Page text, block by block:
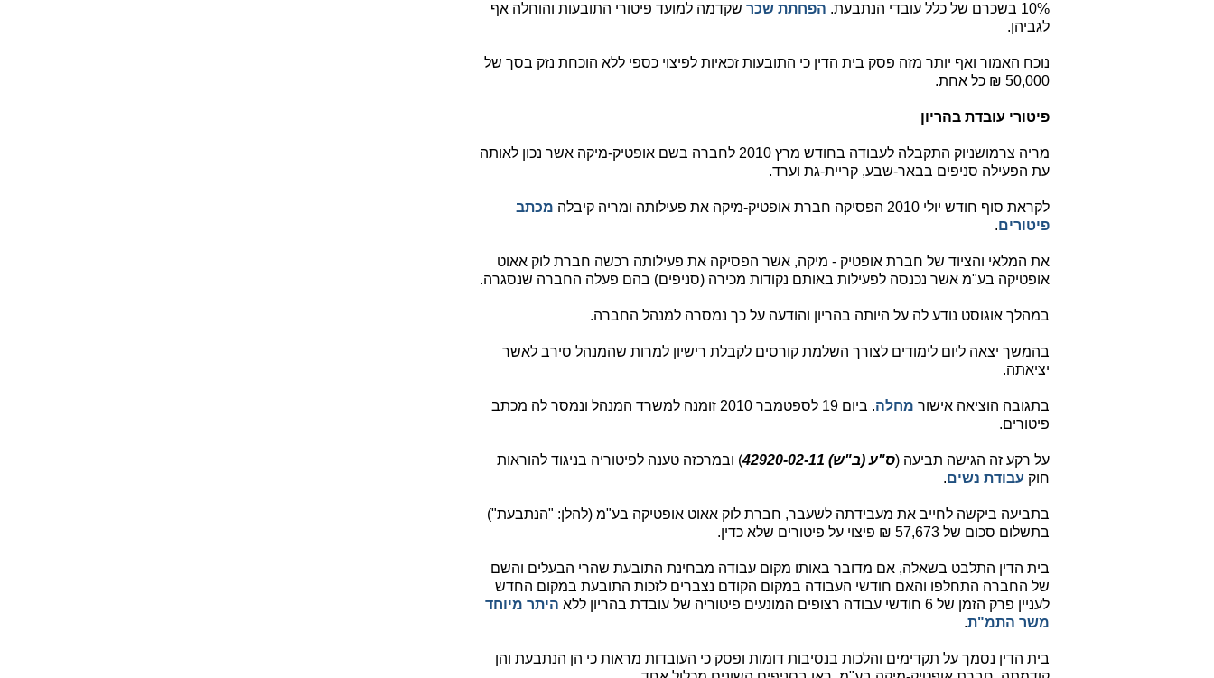
10% בשכרם של כלל עובדי הנתבעת.
הפחתת שכר שקדמה למועד פיטורי התובעות והוחלה אף
לגביהן.
נוכח האמור ואף יותר מזה פסק בית הדין כי התובעות זכאיות לפיצוי כספי ללא הוכחת נזק בסך של
50,000 ₪ כל אחת.
פיטורי עובדת בהריון
מריה צרמושניוק התקבלה לעבודה בחודש מרץ 2010 לחברה בשם אופטיק-מיקה אשר נכון לאותה
עת הפעילה סניפים בבאר-שבע, קריית-גת וערד.
לקראת סוף חודש יולי 2010 הפסיקה חברת אופטיק-מיקה את פעילותה ומריה קיבלה
מכתב
פיטורים.
את המלאי והציוד של חברת אופטיק - מיקה, אשר הפסיקה את פעילותה רכשה חברת לוק אאוט
אופטיקה בע"מ אשר נכנסה לפעילות באותם נקודות מכירה (סניפים) בהם פעלה החברה שנסגרה.
במהלך אוגוסט נודע לה על היותה בהריון והודעה על כך נמסרה למנהל החברה.
בהמשך יצאה ליום לימודים לצורך השלמת קורסים לקבלת רישיון למרות שהמנהל סירב לאשר
יציאתה.
בתגובה הוציאה אישור מחלה
. ביום 19 לספטמבר 2010 זומנה למשרד המנהל ונמסר לה מכתב
פיטורים.
על רקע זה הגישה תביעה (ס"ע (ב"ש) 42920-02-11
) ובמרכזה טענה לפיטוריה בניגוד להוראות
חוק עבודת נשים.
בתביעה ביקשה לחייב את מעבידתה לשעבר, חברת לוק אאוט אופטיקה בע"מ (להלן: "הנתבעת")
בתשלום סכום של 57,673 ₪ פיצוי על פיטורים שלא כדין.
בית הדין התלבט בשאלה, אם מדובר באותו מקום עבודה מבחינת התובעת שהרי הבעלים והשם
של החברה התחלפו והאם חודשי העבודה במקום הקודם נצברים לזכות התובעת במקום החדש
לעניין פרק הזמן של 6 חודשי עבודה רצופים המונעים פיטוריה של עובדת בהריון ללא
היתר מיוחד
משר התמ"ת.
בית הדין נסמך על תקדימים והלכות בנסיבות דומות ופסק כי העובדות מראות כי הן הנתבעת והן